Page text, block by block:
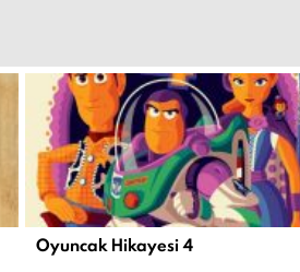
Oyuncak Hikayesi 4